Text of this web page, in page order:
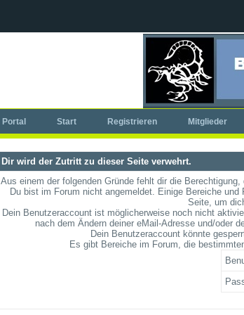
Portal Start Registrieren Mitglieder
Dir wird der Zutritt zu dieser Seite verwehrt.
Aus einem der folgenden Gründe fehlt dir die
Du bist im Forum nicht angemeldet. Einige Bereiche
Seite, um
Dein Benutzeraccount ist möglicherweise noch nicht
nach dem Ändern deiner eMail-Adresse und/oder
Dein Benutzeraccount könnte
Es gibt Bereiche im Forum, die